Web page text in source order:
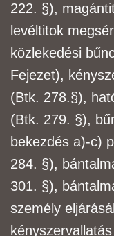
222. §),
levéltitok
közlekedési
Fejezet),
(Btk. 278.§),
(Btk. 279. §),
bekezdés a)-c)
284. §),
301. §),
személy